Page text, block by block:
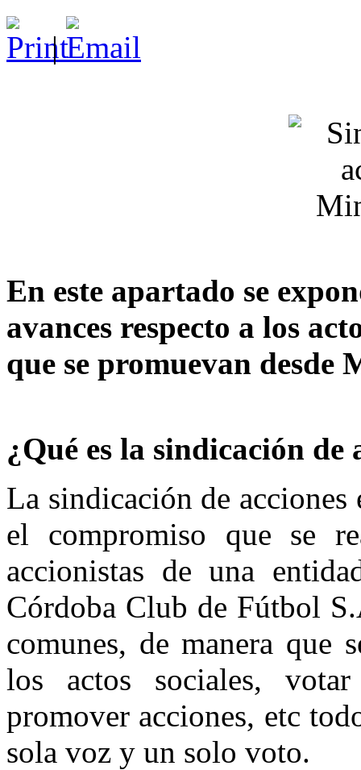
|
En este apartado se
avances respecto a los
que se promuevan desde
¿Qué es la sindicación de
La sindicación de
el compromiso que se
accionistas de una
Córdoba Club de Fútbol
comunes, de manera que
los actos sociales,
promover acciones, etc
sola voz y un solo voto.